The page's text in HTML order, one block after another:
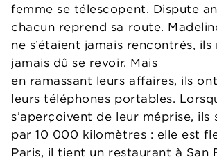
femme se télescopent. Dispute
chacun reprend sa route.
ne s’étaient jamais rencontrés, ils
jamais dû se revoir. Mais
en ramassant leurs affaires, ils
leurs téléphones portables.
s’aperçoivent de leur méprise, ils
par 10 000 kilomètres : elle est
Paris, il tient un restaurant à San